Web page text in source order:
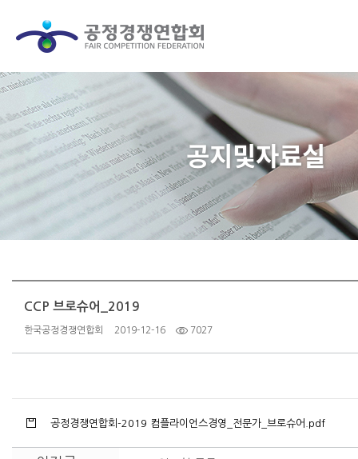
공지및자료실
CCP 브로슈어_2019
한국공정경쟁연합회 2019-12-16 7027
공정경쟁연합회-2019 컴플라이언스경영_전문가_브로슈어.pdf